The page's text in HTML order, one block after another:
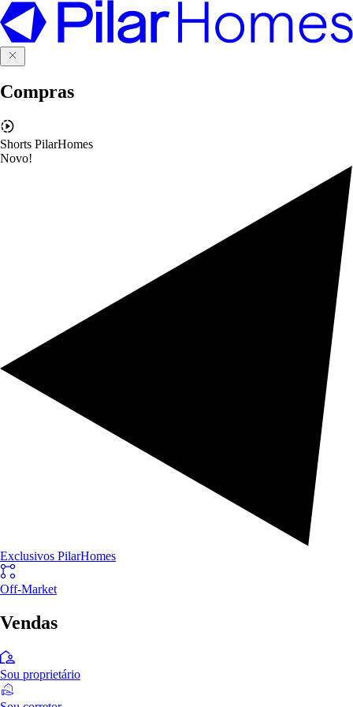
Compras
Shorts PilarHomes
Novo!
Exclusivos PilarHomes
Off-Market
Vendas
Sou proprietário